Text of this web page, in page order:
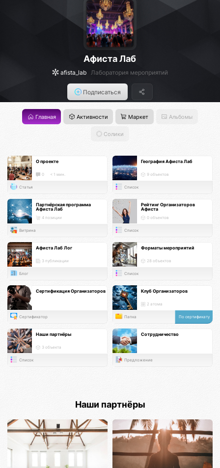
Афиста Лаб
afista_lab Лаборатория мероприятий
Подписаться
Главная Активности Маркет Альбомы
Солики
О проекте
0 < 1 мин.
Статья
География Афиста Лаб
9 объектов
Список
Партнёрская программа
Афиста Лаб
4 позиции
Витрина
Рейтинг Организаторов
Афиста
0 объектов
Список
Афиста Лаб Лог
3 публикации
Блог
Форматы мероприятий
28 объектов
Список
Сертификация Организаторов
Сертификатор
Клуб Организаторов
2 атома
Папка По сертификату
Наши партнёры
3 объекта
Список
Сотрудничество
Предложение
Наши партнёры